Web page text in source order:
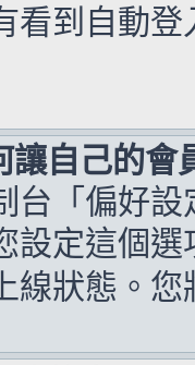
看到自動
讓自己的會
台「偏好
設定這個選
線狀態。